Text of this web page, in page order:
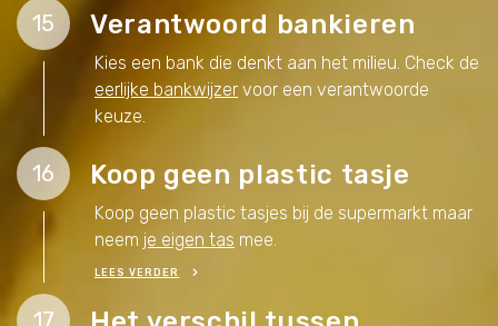
15 Verantwoord bankieren
Kies een bank die denkt aan het milieu. Check de
eerlijke bankwijzer voor een verantwoorde
keuze.
16 Koop geen plastic tasje
Koop geen plastic tasjes bij de supermarkt maar
neem je eigen tas mee.
LEES VERDER
17